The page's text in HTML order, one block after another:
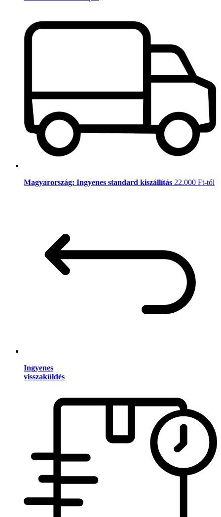
Magyarország: Ingyenes standard kiszállítás 22.000 Ft-tól
Ingyenes
visszaküldés